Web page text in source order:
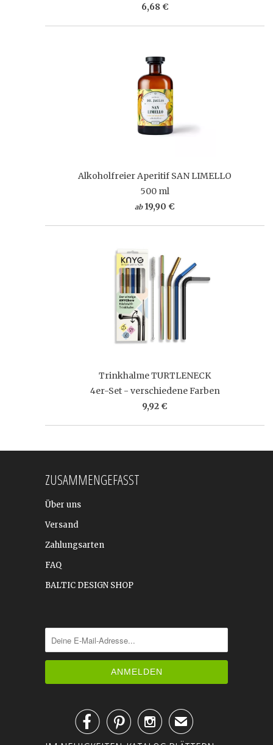
6,68 €
Alkoholfreier Aperitif SAN LIMELLO
500 ml
ab 19,90 €
Trinkhalme TURTLENECK
4er-Set - verschiedene Farben
9,92 €
ZUSAMMENGEFASST
Über uns
Versand
Zahlungsarten
FAQ
BALTIC DESIGN SHOP
✉